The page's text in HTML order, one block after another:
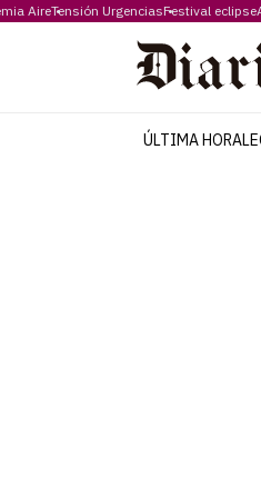
AireTensión UrgenciasFestival eclipse
ÚLTIMA HORA